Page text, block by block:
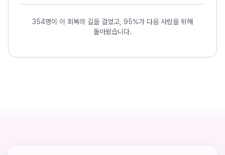
354명이 이 회복의 길을 걸었고, 95%가 다음 사람을 위해
돌아왔습니다.